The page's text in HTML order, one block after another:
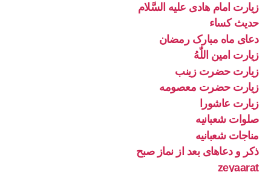
زیارت امام هادی علیه السَّلام
حدیث کساء
دعای ماه مبارک رمضان
زیارت امین اللّٰهُ
زیارت حضرت زینب
زیارت حضرت معصومه
زیارت عاشورا
صلوات شعبانیه
مناجات شعبانیه
ذکر و دعاهای بعد از نماز صبح
zeyaarat